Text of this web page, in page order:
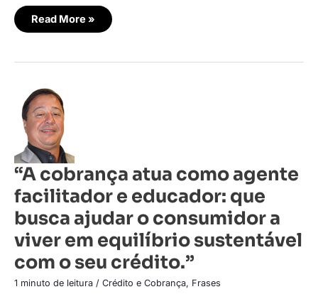
Read More »
“A cobrança atua como agente
facilitador e educador: que
busca ajudar o consumidor a
viver em equilíbrio sustentável
com o seu crédito.”
1 minuto de leitura / Crédito e Cobrança, Frases
“A
cobrança
atua
como
agente
facilitador
e
educador:
que
busca
ajudar
o
consumidor
a
em
equilíbrio
sustentável
com
o
seu